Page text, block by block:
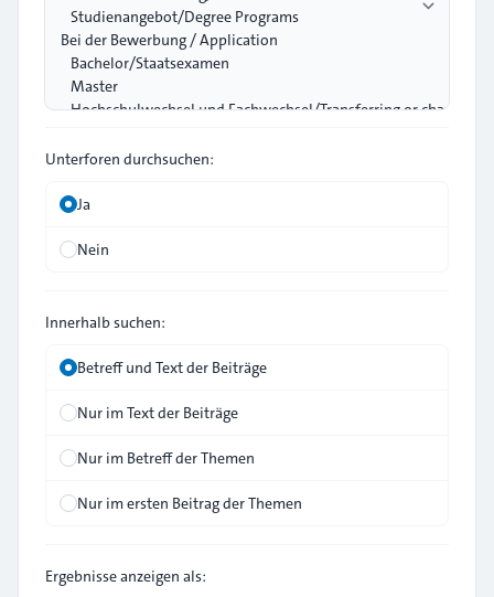
Unterforen durchsuchen:
Ja
Nein
Innerhalb suchen:
Betreff und Text der Beiträge
Nur im Text der Beiträge
Nur im Betreff der Themen
Nur im ersten Beitrag der Themen
Ergebnisse anzeigen als: